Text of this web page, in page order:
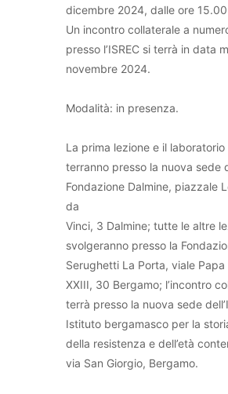
dicembre 2024, dalle ore
Un incontro collaterale a
presso l’ISREC si terrà in data
novembre 2024.
Modalità: in presenza.
La prima lezione e il laboratorio
terranno presso la nuova sede
Fondazione Dalmine, piazzale
da
Vinci, 3 Dalmine; tutte le altre
svolgeranno presso la
Serughetti La Porta, viale Papa
XXIII, 30 Bergamo; l’incontro
terrà presso la nuova sede
Istituto bergamasco per la
della resistenza e dell’età
via San Giorgio, Bergamo.